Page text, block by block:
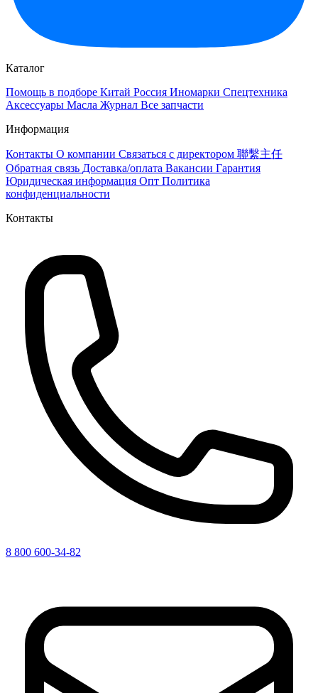
Каталог
Помощь в подборе Китай Россия Иномарки Спецтехника
Аксессуары Масла Журнал Все запчасти
Информация
Контакты О компании Связаться с директором 聯繫主任
Обратная связь Доставка/оплата Вакансии Гарантия
Юридическая информация Опт Политика
конфиденциальности
Контакты
8 800 600-34-82